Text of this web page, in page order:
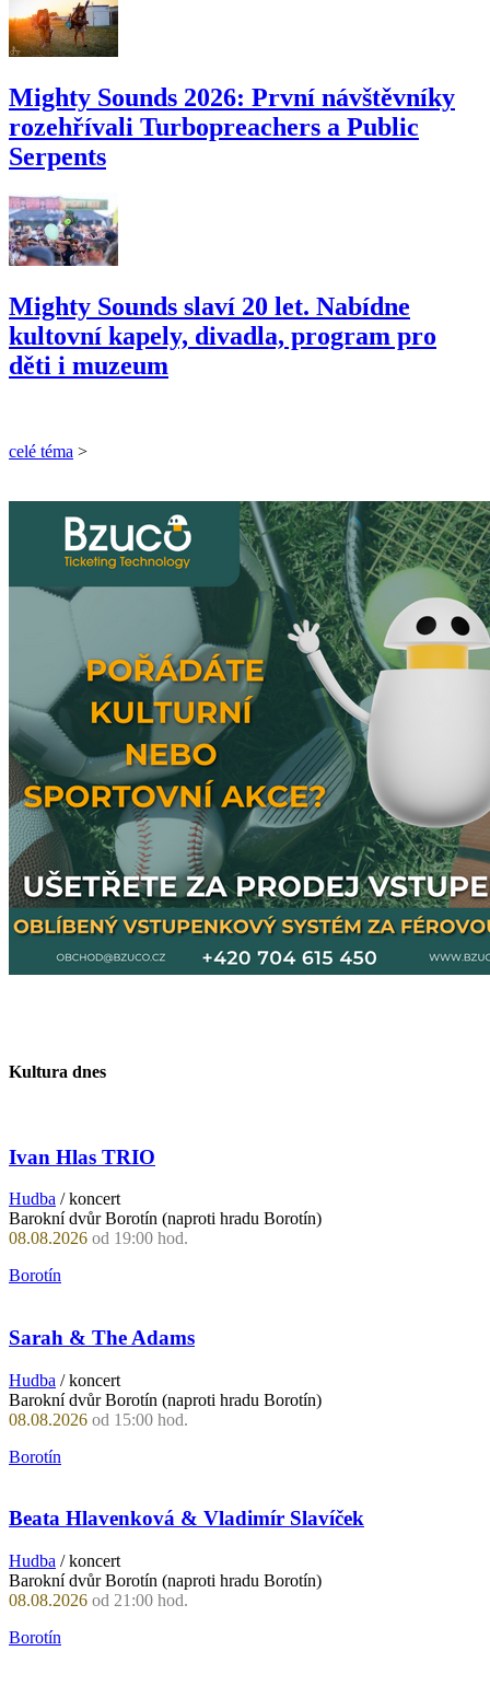
Mighty Sounds 2026: První návštěvníky
rozehřívali Turbopreachers a Public
Serpents
Mighty Sounds slaví 20 let. Nabídne
kultovní kapely, divadla, program pro
děti i muzeum
celé téma >
Kultura dnes
Ivan Hlas TRIO
Hudba / koncert
Barokní dvůr Borotín (naproti hradu Borotín)
08.08.2026 od 19:00 hod.
Borotín
Sarah & The Adams
Hudba / koncert
Barokní dvůr Borotín (naproti hradu Borotín)
08.08.2026 od 15:00 hod.
Borotín
Beata Hlavenková & Vladimír Slavíček
Hudba / koncert
Barokní dvůr Borotín (naproti hradu Borotín)
08.08.2026 od 21:00 hod.
Borotín